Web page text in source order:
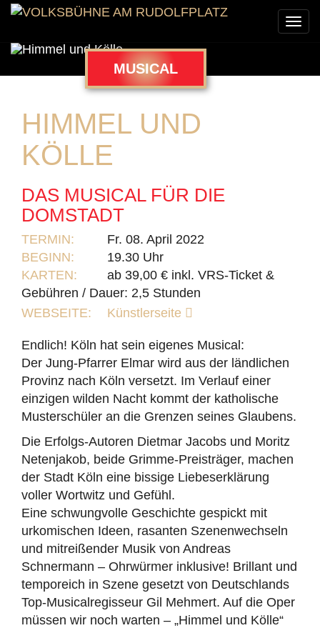
MUSICAL
HIMMEL UND
KÖLLE
DAS MUSICAL FÜR DIE
DOMSTADT
TERMIN:
Fr. 08. April 2022
BEGINN:
19.30 Uhr
KARTEN:
ab 39,00 € inkl. VRS-Ticket &
Gebühren / Dauer: 2,5 Stunden
WEBSEITE:
Künstlerseite
Endlich! Köln hat sein eigenes Musical:
Der Jung-Pfarrer Elmar wird aus der ländlichen
Provinz nach Köln versetzt. Im Verlauf einer
einzigen wilden Nacht kommt der katholische
Musterschüler an die Grenzen seines Glaubens.
Die Erfolgs-Autoren Dietmar Jacobs und Moritz
Netenjakob, beide Grimme-Preisträger, machen
der Stadt Köln eine bissige Liebeserklärung
voller Wortwitz und Gefühl.
Eine schwungvolle Geschichte gespickt mit
urkomischen Ideen, rasanten Szenenwechseln
und mitreißender Musik von Andreas
Schnermann – Ohrwürmer inklusive! Brillant und
temporeich in Szene gesetzt von Deutschlands
Top-Musicalregisseur Gil Mehmert. Auf die Oper
müssen wir noch warten – „Himmel und Kölle“